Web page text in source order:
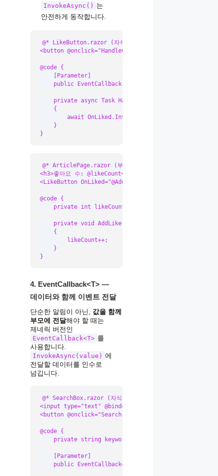
InvokeAsync() 는
안전하게 동작합니다.
@* LikeButton.razor (자식 컴포넌트) *@
<button @onclick="HandleClick">❤️ 좋아요</button>
@code {
    [Parameter]
    public EventCallback OnLiked { get; set; }
    private async Task HandleClick()
    {
        await OnLiked.InvokeAsync();
    }
}
@* ArticlePage.razor (부모 컴포넌트) *@
<h3>좋아요 수: @likeCount</h3>
<LikeButton OnLiked="@AddLike" />
@code {
    private int likeCount = 0;
    private void AddLike()
    {
        likeCount++;
    }
}
4. EventCallback<T> —
데이터와 함께 이벤트 전달
단순한 알림이 아닌, 값을 함께
부모에 전달해야 할 때는
제네릭 버전인
EventCallback<T> 를
사용합니다.
InvokeAsync(value) 에
전달할 데이터를 인수로
넘깁니다.
@* SearchBox.razor (자식 컴포넌트) *@
<input type="text" @bind="keyword" placeholder="검색
<button @onclick="Search">검색</button>
@code {
    private string keyword = string.Empty;
    [Parameter]
public EventCallback<string> OnSearch { get;